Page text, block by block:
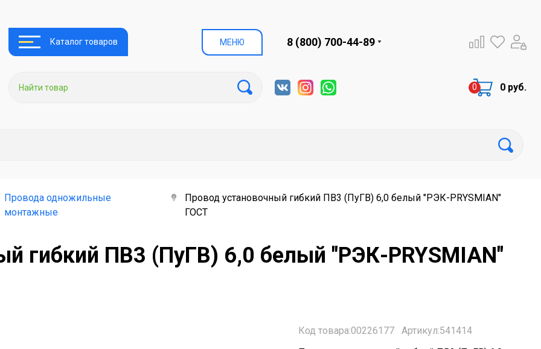
Каталог товаров МЕНЮ 8 (800) 700-44-89
0 руб.
Провода одножильные
монтажные
Провод установочный гибкий ПВ3 (ПуГВ) 6,0 белый "РЭК-PRYSMIAN"
ГОСТ
гибкий ПВ3 (ПуГВ) 6,0 белый "РЭК-PRYSMIAN"
Код товара:00226177
Артикул:541414